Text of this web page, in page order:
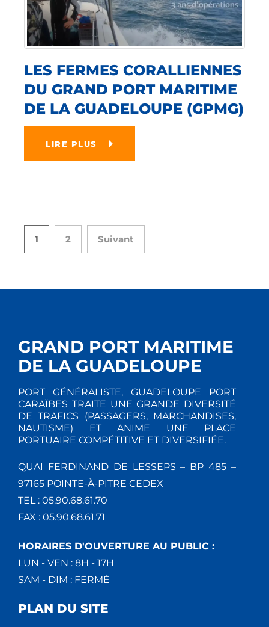
LES FERMES CORALLIENNES
DU GRAND PORT MARITIME
DE LA GUADELOUPE (GPMG)
LIRE PLUS
1 2 Suivant
GRAND PORT MARITIME
DE LA GUADELOUPE
PORT GÉNÉRALISTE, GUADELOUPE PORT
CARAÏBES TRAITE UNE GRANDE DIVERSITÉ
DE TRAFICS (PASSAGERS, MARCHANDISES,
NAUTISME) ET ANIME UNE PLACE
PORTUAIRE COMPÉTITIVE ET DIVERSIFIÉE.
QUAI FERDINAND DE LESSEPS – BP 485 –
97165 POINTE-À-PITRE CEDEX
TEL : 05.90.68.61.70
FAX : 05.90.68.61.71
HORAIRES D'OUVERTURE AU PUBLIC :
LUN - VEN : 8H - 17H
SAM - DIM : FERMÉ
PLAN DU SITE